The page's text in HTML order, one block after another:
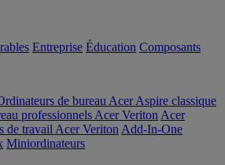
Entreprise Éducation Composants
de bureau Acer Aspire classique
professionnels Acer Veriton Acer
de travail Acer Veriton Add-In-One
Miniordinateurs